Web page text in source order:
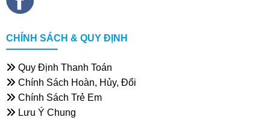
CHÍNH SÁCH & QUY ĐỊNH
Quy Định Thanh Toán
Chính Sách Hoàn, Hủy, Đổi
Chính Sách Trẻ Em
Lưu Ý Chung